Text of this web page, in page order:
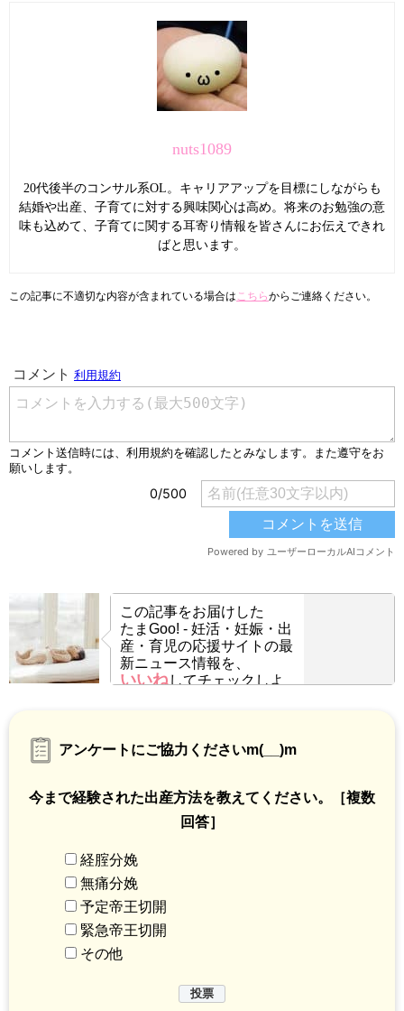
nuts1089
20代後半のコンサル系OL。キャリアアップを目標にしながらも
結婚や出産、子育てに対する興味関心は高め。将来のお勉強の意
味も込めて、子育てに関する耳寄り情報を皆さんにお伝えできれ
ばと思います。
この記事に不適切な内容が含まれている場合は こちらからご連絡ください。
この記事をお届けした
たまGoo! - 妊活・妊娠・出
産・育児の応援サイトの最
新ニュース情報を、
いいねしてチェックしよ
アンケートにご協力くださいm(__)m
今まで経験された出産方法を教えてください。［複数
回答］
経腟分娩
無痛分娩
予定帝王切開
緊急帝王切開
その他